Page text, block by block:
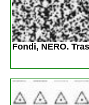
Fondi, NERO.